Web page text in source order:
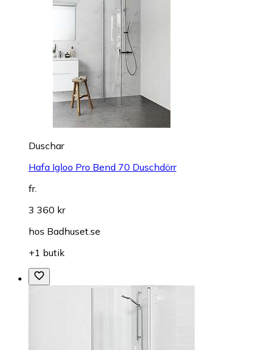
Duschar
Hafa Igloo Pro Bend 70 Duschdörr
fr.
3 360 kr
hos Badhuset.se
+1 butik